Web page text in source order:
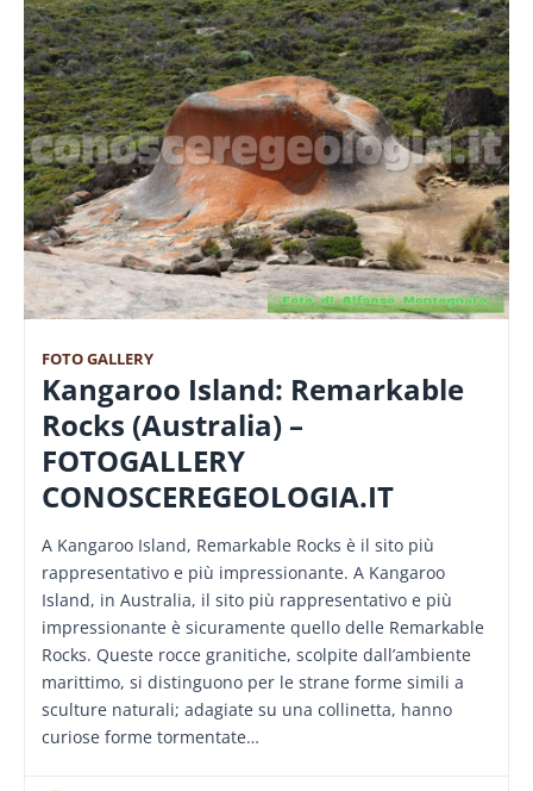
FOTO GALLERY
Kangaroo Island: Remarkable
Rocks (Australia) –
FOTOGALLERY
CONOSCEREGEOLOGIA.IT
A Kangaroo Island, Remarkable Rocks è il sito più
rappresentativo e più impressionante. A Kangaroo
Island, in Australia, il sito più rappresentativo e più
impressionante è sicuramente quello delle Remarkable
Rocks. Queste rocce granitiche, scolpite dall’ambiente
marittimo, si distinguono per le strane forme simili a
sculture naturali; adagiate su una collinetta, hanno
curiose forme tormentate…